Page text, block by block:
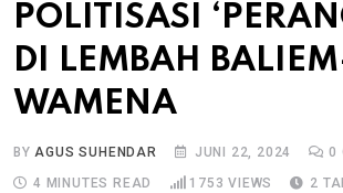
POLITISASI
DI LEMBAH
WAMENA
BYAGUS SUHENDAR JUNI 22, 2024 0
4 MINUTES READ
1753 VIEWS 2